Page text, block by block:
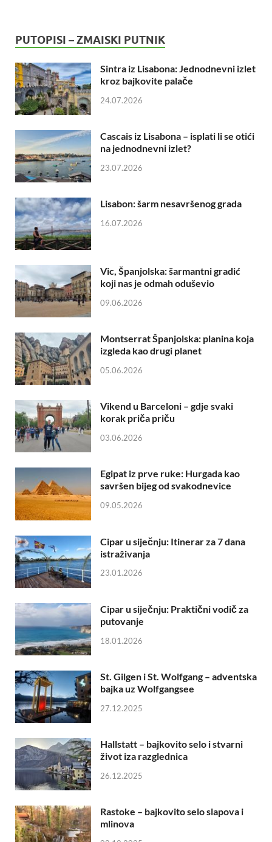
PUTOPISI – ZMAISKI PUTNIK
Sintra iz Lisabona: Jednodnevni izlet
kroz bajkovite palače
24.07.2026
Cascais iz Lisabona – isplati li se otići
na jednodnevni izlet?
23.07.2026
Lisabon: šarm nesavršenog grada
16.07.2026
Vic, Španjolska: šarmantni gradić
koji nas je odmah oduševio
09.06.2026
Montserrat Španjolska: planina koja
izgleda kao drugi planet
05.06.2026
Vikend u Barceloni – gdje svaki
korak priča priču
03.06.2026
Egipat iz prve ruke: Hurgada kao
savršen bijeg od svakodnevice
09.05.2026
Cipar u siječnju: Itinerar za 7 dana
istraživanja
23.01.2026
Cipar u siječnju: Praktični vodič za
putovanje
18.01.2026
St. Gilgen i St. Wolfgang – adventska
bajka uz Wolfgangsee
27.12.2025
Hallstatt – bajkovito selo i stvarni
život iza razglednica
26.12.2025
Rastoke – bajkovito selo slapova i
mlinova